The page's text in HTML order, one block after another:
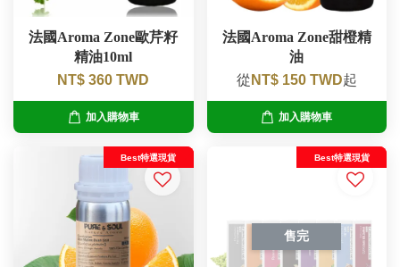
法國Aroma Zone歐芹籽
精油10ml
NT$ 360 TWD
加入購物車
法國Aroma Zone甜橙精
油
從 NT$ 150 TWD起
加入購物車
Best特選現貨
售完
Best特選現貨